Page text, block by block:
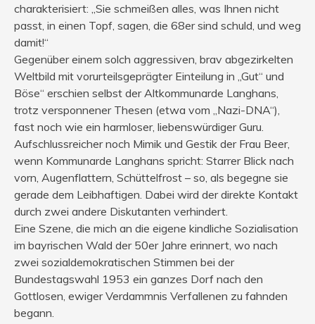
charakterisiert: „Sie schmeißen alles, was Ihnen nicht
passt, in einen Topf, sagen, die 68er sind schuld, und weg
damit!“
Gegenüber einem solch aggressiven, brav abgezirkelten
Weltbild mit vorurteilsgeprägter Einteilung in „Gut“ und
Böse“ erschien selbst der Altkommunarde Langhans,
trotz versponnener Thesen (etwa vom „Nazi-DNA“),
fast noch wie ein harmloser, liebenswürdiger Guru.
Aufschlussreicher noch Mimik und Gestik der Frau Beer,
wenn Kommunarde Langhans spricht: Starrer Blick nach
vorn, Augenflattern, Schüttelfrost – so, als begegne sie
gerade dem Leibhaftigen. Dabei wird der direkte Kontakt
durch zwei andere Diskutanten verhindert.
Eine Szene, die mich an die eigene kindliche Sozialisation
im bayrischen Wald der 50er Jahre erinnert, wo nach
zwei sozialdemokratischen Stimmen bei der
Bundestagswahl 1953 ein ganzes Dorf nach den
Gottlosen, ewiger Verdammnis Verfallenen zu fahnden
begann.